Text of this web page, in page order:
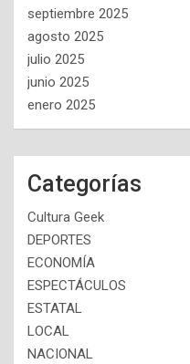
septiembre 2025
agosto 2025
julio 2025
junio 2025
enero 2025
Categorías
Cultura Geek
DEPORTES
ECONOMÍA
ESPECTÁCULOS
ESTATAL
LOCAL
NACIONAL